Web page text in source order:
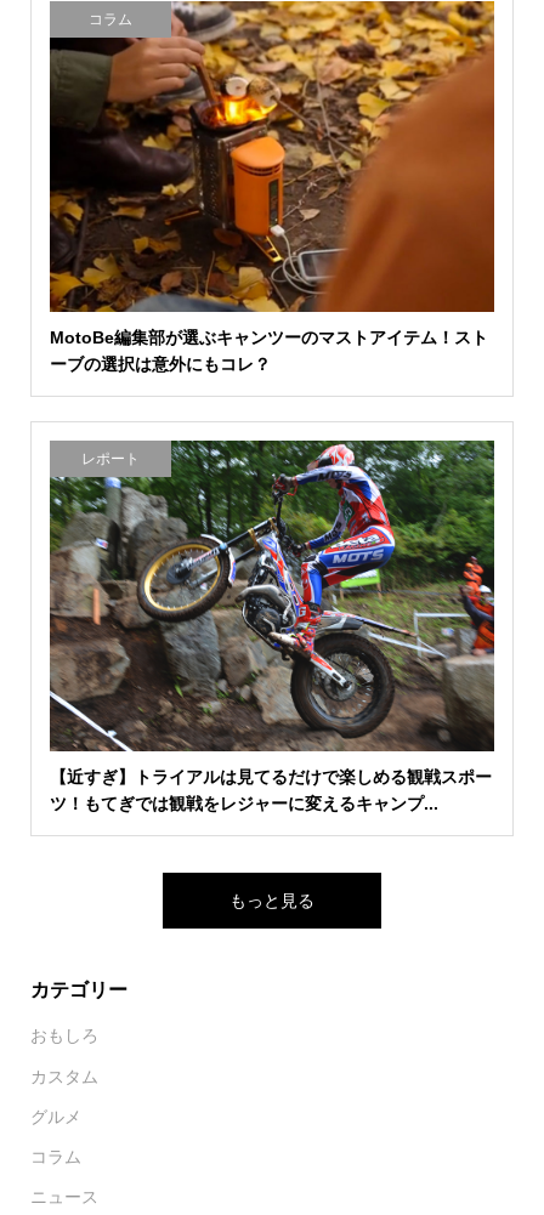
コラム
MotoBe編集部が選ぶキャンツーのマストアイテム！スト
ーブの選択は意外にもコレ？
レポート
【近すぎ】トライアルは見てるだけで楽しめる観戦スポー
ツ！もてぎでは観戦をレジャーに変えるキャンプ...
もっと見る
カテゴリー
おもしろ
カスタム
グルメ
コラム
ニュース